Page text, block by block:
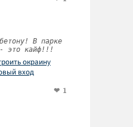
В парке
это кайф!!!
окраину
вход
1